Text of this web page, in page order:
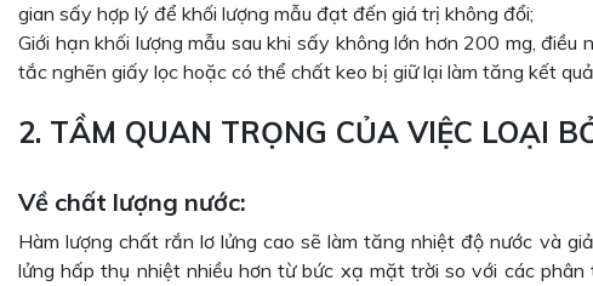
gian sấy hợp lý để khối lượng mẫu đạt đến giá trị không đổi;
Giới hạn khối lượng mẫu sau khi sấy không lớn hơn 200 mg,
tắc nghẽn giấy lọc hoặc có thể chất keo bị giữ lại làm tăng kết
2. TẦM QUAN TRỌNG CỦA VIỆC LOẠI
Về chất lượng nước:
Hàm lượng chất rắn lơ lửng cao sẽ làm tăng nhiệt độ nước và
lửng hấp thụ nhiệt nhiều hơn từ bức xạ mặt trời so với các